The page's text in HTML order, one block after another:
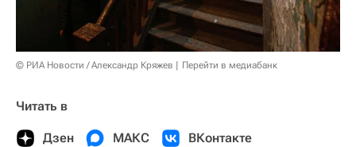
© РИА Новости / Александр Кряжев Перейти в медиабанк
Читать в
Дзен МАКС ВКонтакте